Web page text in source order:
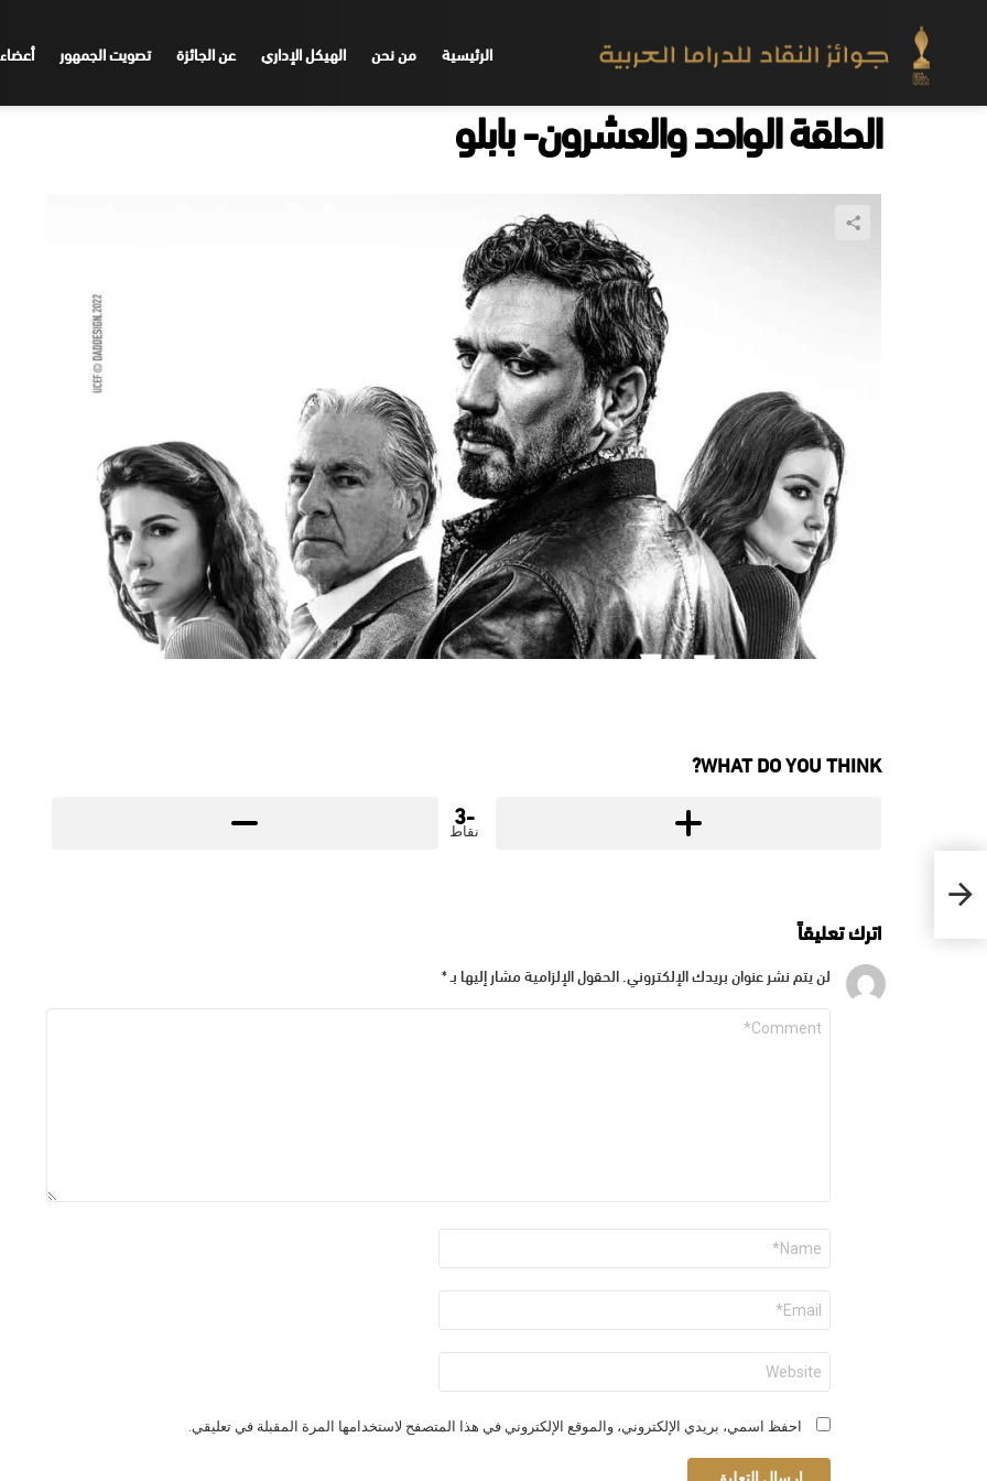
الرئيسية من نحن الهيكل الإداري عن الجائزة تصويت الجمهور
الحلقة الواحد والعشرون- بابلو
WHAT DO YOU THINK?
-3
نقاط
اترك تعليقاً
لن يتم نشر عنوان بريدك الإلكتروني. الحقول الإلزامية مشار إليها بـ *
التعليق
الاسم
البريد
الإلكتروني
*
الموقع
الإلكتروني
احفظ اسمي، بريدي الإلكتروني، والموقع الإلكتروني في هذا المتصفح لاستخدامها المرة المقبلة في تعليقي.